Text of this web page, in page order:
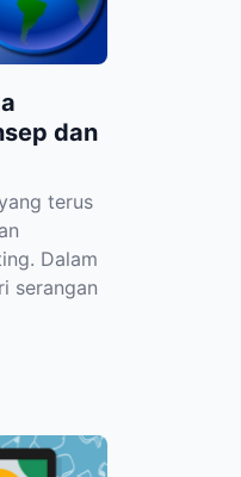
dan
terus
Dalam
serangan